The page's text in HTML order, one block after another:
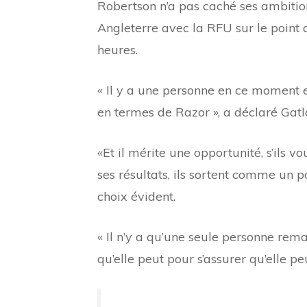
Robertson n’a pas caché ses
Angleterre avec la RFU sur le point
heures.
« Il y a une personne en ce
en termes de Razor », a déclaré
«Et il mérite une opportunité, s’ils
ses résultats, ils sortent comme un
choix évident.
« Il n’y a qu’une seule personne
qu’elle peut pour s’assurer qu’elle